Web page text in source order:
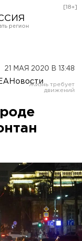
[18+]
21 МАЯ 2020 В 13:48